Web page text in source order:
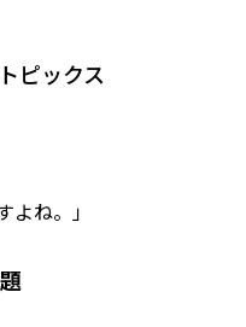
ピックス
ね。」